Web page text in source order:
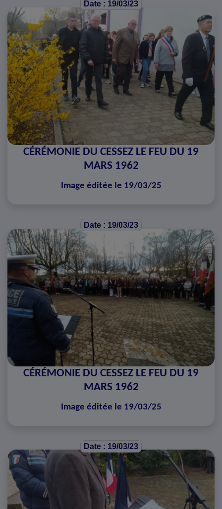
Date : 19/03/23
CÉRÉMONIE DU CESSEZ LE FEU DU 19
MARS 1962
Image éditée le 19/03/25
Date : 19/03/23
CÉRÉMONIE DU CESSEZ LE FEU DU 19
MARS 1962
Image éditée le 19/03/25
Date : 19/03/23